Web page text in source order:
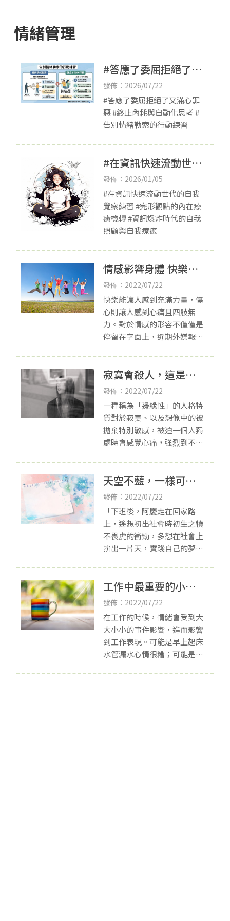
情緒管理
#答應了委屈拒絕了又
滿心罪惡
發佈：2026/07/22
#答應了委屈拒絕了又滿心罪
惡 #終止內耗與自動化思考 #
告別情緒勒索的行動練習
#在資訊快速流動世代
的自我覺察練習
發佈：2026/01/05
#在資訊快速流動世代的自我
覺察練習 #完形觀點的內在療
癒機轉 #資訊爆炸時代的自我
照顧與自我療癒
情感影響身體 快樂情
緒讓人充滿能量-新竹
心理治療推薦
發佈：2022/07/22
快樂能讓人感到充滿力量，傷
心則讓人感到心痛且四肢無
力。對於情感的形容不僅僅是
停留在字面上，近期外媒報導
總結出的圖片讓人更清楚看見
受情感影響的身體部份
寂寞會殺人，這是真
的-新竹心理醫師
發佈：2022/07/22
一種稱為「邊緣性」的人格特
質對於寂寞、以及想像中的被
拋棄特別敏感，被迫一個人獨
處時會感覺心痛，強烈到不如
人早死，這種心痛，也不過是
放大了寂寞的殺傷力
天空不藍，一樣可以
微笑─遠離憂鬱二三
事-新竹心理諮商所
發佈：2022/07/22
「下班後，阿慶走在回家路
上，遙想初出社會時初生之犢
不畏虎的衝勁，多想在社會上
拚出一片天，實踐自己的夢想
己期待的工作都不敢，擔心如
果不小心失業了，家庭
工作中最重要的小事
－淺談情緒管理-新竹
心理諮商所推薦
發佈：2022/07/22
在工作的時候，情緒會受到大
大小小的事件影響，進而影響
到工作表現。可能是早上起床
水管漏水心情很糟；可能是進